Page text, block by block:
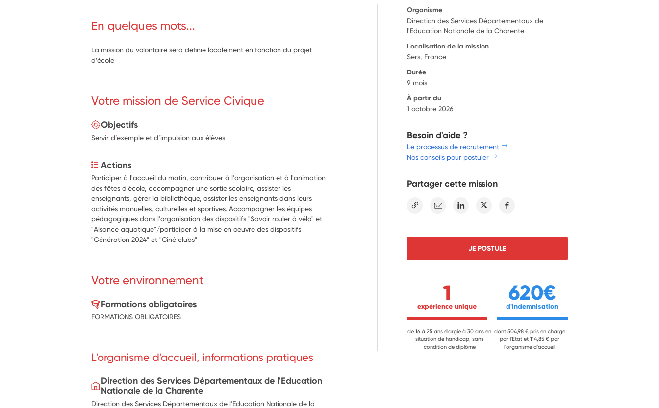
En quelques mots...
La mission du volontaire sera définie localement en fonction du projet
d’école
Votre mission de Service Civique
Objectifs
Servir d’exemple et d’impulsion aux élèves
Actions
Participer à l'accueil du matin, contribuer à l'organisation et à l'animation
des fêtes d'école, accompagner une sortie scolaire, assister les
enseignants, gérer la bibliothèque, assister les enseignants dans leurs
activités manuelles, culturelles et sportives. Accompagner les équipes
pédagogiques dans l'organisation des dispositifs "Savoir rouler à vélo" et
"Aisance aquatique"/participer à la mise en oeuvre des dispositifs
"Génération 2024" et "Ciné clubs"
Votre environnement
Formations obligatoires
FORMATIONS OBLIGATOIRES
L'organisme d'accueil, informations pratiques
Direction des Services Départementaux de l'Education
Nationale de la Charente
Direction des Services Départementaux de l'Education Nationale de la
Organisme
Direction des Services Départementaux de
l'Education Nationale de la Charente
Localisation de la mission
Sers, France
Durée
9 mois
À partir du
1 octobre 2026
Besoin d'aide ?
Le processus de recrutement
Nos conseils pour postuler
Partager cette mission
E-mail Linkedin Twitter
JE POSTULE
1
expérience unique
de 16 à 25 ans élargie à 30 ans en
situation de handicap, sans
condition de diplôme
620€
d'indemnisation
dont 504,98 € pris en charge
par l'Etat et 114,85 € par
l'organisme d'accueil